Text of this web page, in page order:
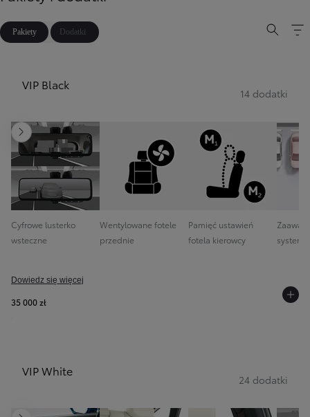
Pakiety Dodatki
VIP Black
14 dodatki
Następny
Cyfrowe lusterko
wsteczne
Wentylowane fotele
przednie
Pamięć ustawień
fotela kierowcy
system
Dowiedz się więcej
35 000 zł
VIP White
24 dodatki